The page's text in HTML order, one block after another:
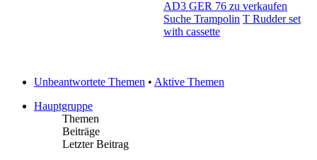
AD3 GER 76 zu verkaufen
Suche Trampolin T Rudder set
with cassette
Unbeantwortete Themen • Aktive Themen
Hauptgruppe
Themen
Beiträge
Letzter Beitrag